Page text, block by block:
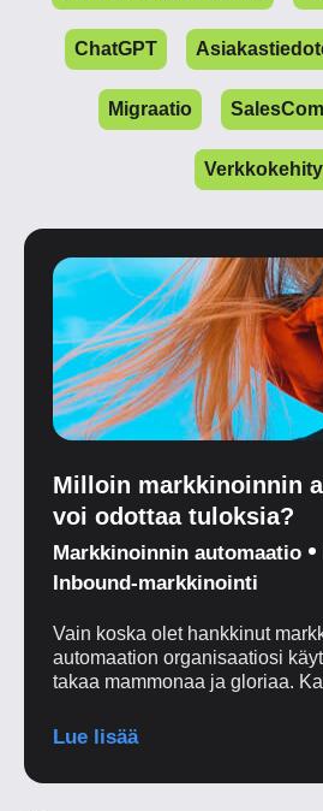
ChatGPT
Migraatio
Milloin markkinoinnin
voi odottaa tuloksia?
Markkinoinnin automaatio
Inbound-markkinointi
Vain koska olet hankkinut
automaation organisaatiosi
takaa mammonaa ja gloriaa.
Lue lisää